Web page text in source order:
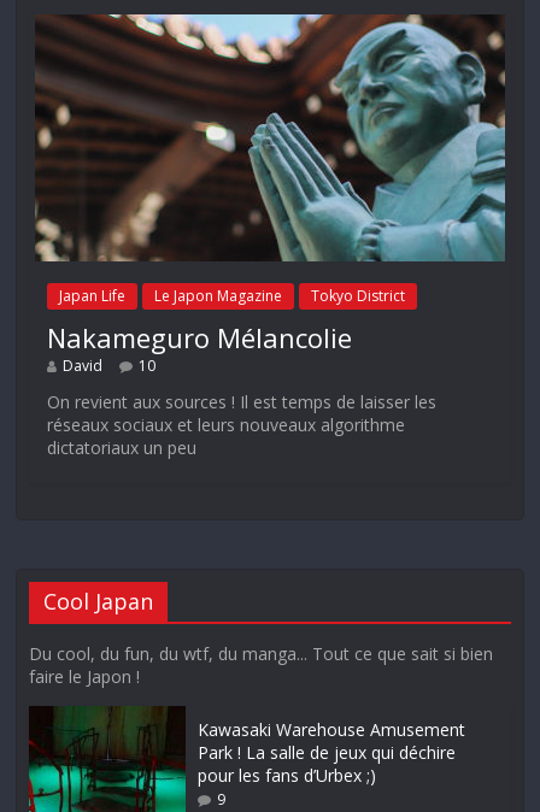
Japan Life Le Japon Magazine Tokyo District
Nakameguro Mélancolie
David 10
On revient aux sources ! Il est temps de laisser les
réseaux sociaux et leurs nouveaux algorithme
dictatoriaux un peu
Cool Japan
Du cool, du fun, du wtf, du manga... Tout ce que sait si bien
faire le Japon !
Kawasaki Warehouse Amusement
Park ! La salle de jeux qui déchire
pour les fans d’Urbex ;)
9